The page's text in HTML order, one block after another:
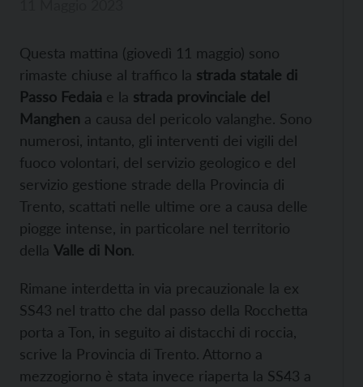
Questa mattina (giovedì 11 maggio) sono
rimaste chiuse al traffico la strada statale di
Passo Fedaia e la strada provinciale del
Manghen a causa del pericolo valanghe. Sono
numerosi, intanto, gli interventi dei vigili del
fuoco volontari, del servizio geologico e del
servizio gestione strade della Provincia di
Trento, scattati nelle ultime ore a causa delle
piogge intense, in particolare nel territorio
della Valle di Non.
Rimane interdetta in via precauzionale la ex
SS43 nel tratto che dal passo della Rocchetta
porta a Ton, in seguito ai distacchi di roccia,
scrive la Provincia di Trento. Attorno a
mezzogiorno è stata invece riaperta la SS43 a